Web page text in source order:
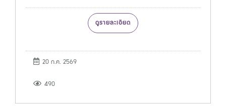
ดูรายละเอียด
20 ก.ค. 2569
490